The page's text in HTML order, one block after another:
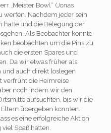
„Meister Bowl“ (Jonas
werfen. Nachdem jeder sein
hatte und die Belegung der
Als Beobachter konnte
beobachten um die Pins zu
die ersten Spares und
Da wir etwas früher als
auch direkt loslegen
verfrüht die Heimreise
noch indem wir den
aufsuchten, bis wir die
übergeben konnten.
es eine erfolgreiche Aktion
Spaß hatten.